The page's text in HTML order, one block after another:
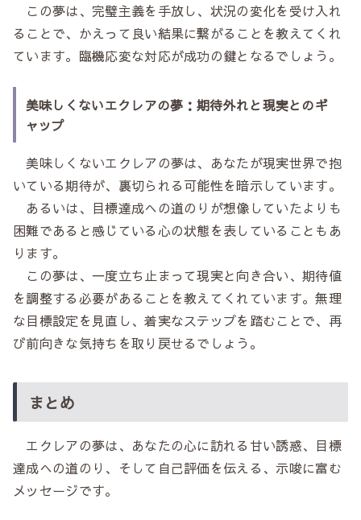
この夢は、完璧主義を手放し、状況の変化を受け入れ
ることで、かえって良い結果に繋がることを教えてくれ
ています。臨機応変な対応が成功の鍵となるでしょう。
美味しくないエクレアの夢：期待外れと現実とのギ
ャップ
美味しくないエクレアの夢は、あなたが現実世界で抱
いている期待が、裏切られる可能性を暗示しています。
あるいは、目標達成への道のりが想像していたよりも
困難であると感じている心の状態を表していることもあ
ります。
この夢は、一度立ち止まって現実と向き合い、期待値
を調整する必要があることを教えてくれています。無理
な目標設定を見直し、着実なステップを踏むことで、再
び前向きな気持ちを取り戻せるでしょう。
まとめ
エクレアの夢は、あなたの心に訪れる甘い誘惑、目標
達成への道のり、そして自己評価を伝える、示唆に富む
メッセージです。